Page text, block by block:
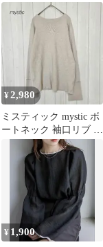
ス 前後2way リボン
¥2,980
ミスティック mystic ボ
ートネック 袖口リブ ベ
¥ 1,900